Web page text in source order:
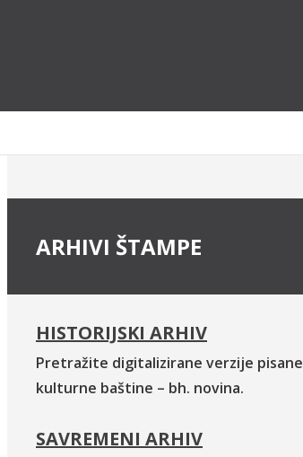
ARHIVI ŠTAMPE
HISTORIJSKI ARHIV
Pretražite digitalizirane verzije pisane
kulturne baštine – bh. novina.
SAVREMENI ARHIV